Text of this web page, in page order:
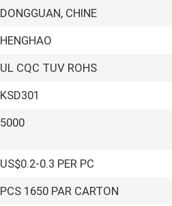
DONGGUAN, CHINE
HENGHAO
UL CQC TUV ROHS
KSD301
5000
US$0.2-0.3 PER PC
PCS 1650 PAR CARTON